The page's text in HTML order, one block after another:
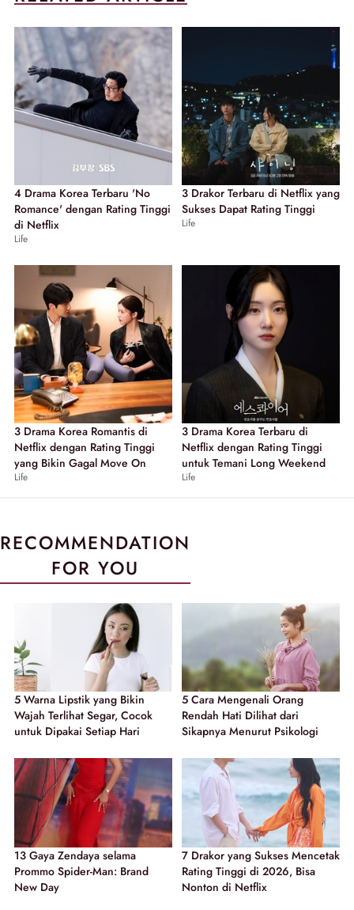
4 Drama Korea Terbaru 'No
Romance' dengan Rating Tinggi
di Netflix
Life
3 Drakor Terbaru di Netflix yang
Sukses Dapat Rating Tinggi
Life
3 Drama Korea Romantis di
Netflix dengan Rating Tinggi
yang Bikin Gagal Move On
Life
3 Drama Korea Terbaru di
Netflix dengan Rating Tinggi
untuk Temani Long Weekend
Life
RECOMMENDATION
FOR YOU
5 Warna Lipstik yang Bikin
Wajah Terlihat Segar, Cocok
untuk Dipakai Setiap Hari
5 Cara Mengenali Orang
Rendah Hati Dilihat dari
Sikapnya Menurut Psikologi
13 Gaya Zendaya selama
Prommo Spider-Man: Brand
New Day
7 Drakor yang Sukses Mencetak
Rating Tinggi di 2026, Bisa
Nonton di Netflix